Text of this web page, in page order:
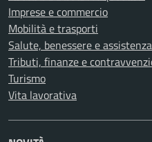
Imprese e commercio
Mobilità e trasporti
Salute, benessere e assistenza
Tributi, finanze e
Turismo
Vita lavorativa